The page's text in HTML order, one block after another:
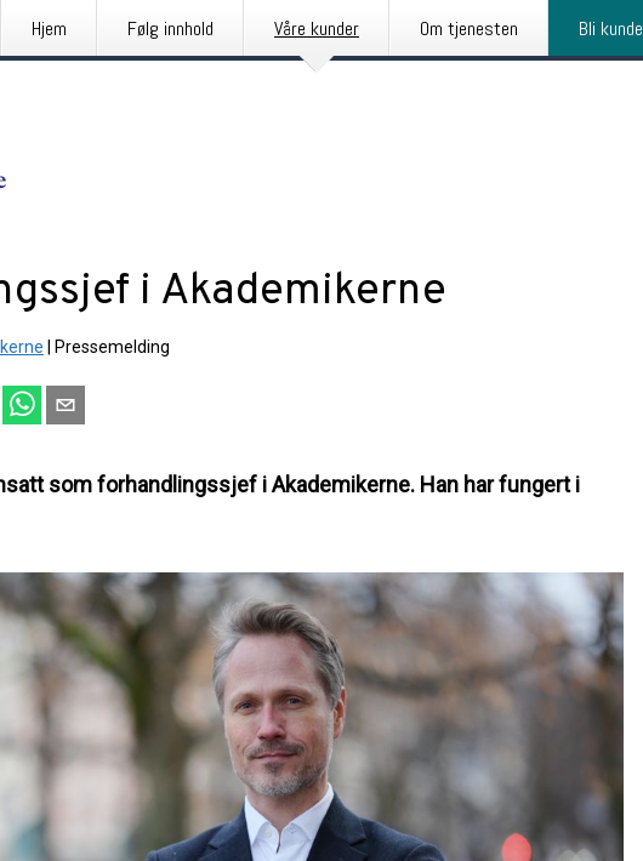
Hjem Følg innhold Våre kunder Om tjenesten Bli kunde
i Akademikerne
Pressemelding
som forhandlingssjef i Akademikerne. Han har fungert i